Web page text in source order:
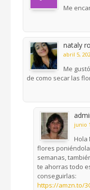
Me
nataly
abril 5,
Me
de como secar las
junio
Hola
flores
semanas,
te ahorras todo
conseguirlas:
https://amzn.to/